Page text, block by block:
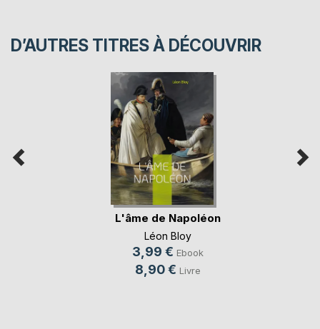
D’AUTRES TITRES À DÉCOUVRIR
L'âme de Napoléon
Léon Bloy
3,99 € Ebook
8,90 € Livre